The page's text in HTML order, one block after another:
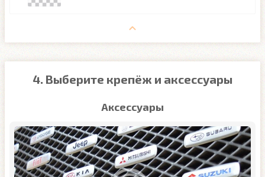
4. Выберите крепёж и аксессуары
Аксессуары